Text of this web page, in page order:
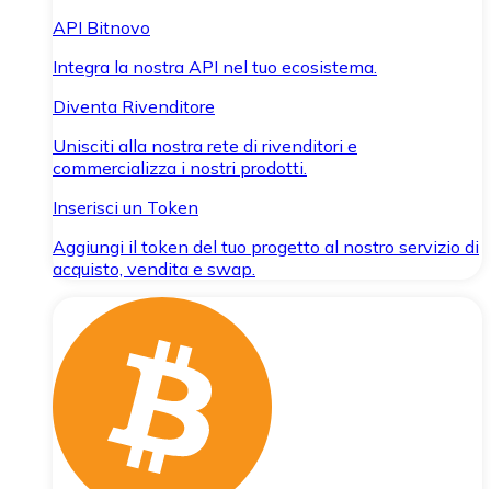
API Bitnovo
Integra la nostra API nel tuo ecosistema.
Diventa Rivenditore
Unisciti alla nostra rete di rivenditori e
commercializza i nostri prodotti.
Inserisci un Token
Aggiungi il token del tuo progetto al nostro servizio di
acquisto, vendita e swap.